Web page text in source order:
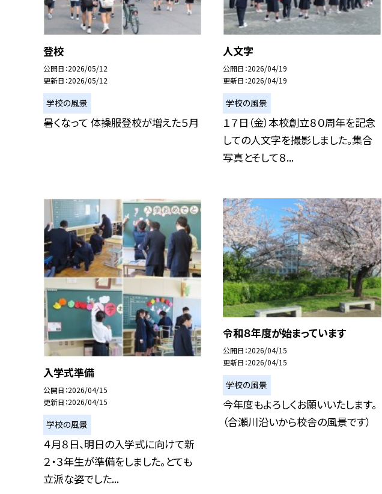
登校
公開日 2026/05/12
更新日 2026/05/12
学校の風景
暑くなって 体操服登校が増えた５月
人文字
公開日 2026/04/19
更新日 2026/04/19
学校の風景
１７日（金）本校創立８０周年を記念
しての人文字を撮影しました。集合
写真とそして８...
入学式準備
公開日 2026/04/15
更新日 2026/04/15
学校の風景
４月８日、明日の入学式に向けて新
２・３年生が準備をしました。とても
立派な姿でした...
令和８年度が始まっています
公開日 2026/04/15
更新日 2026/04/15
学校の風景
今年度もよろしくお願いいたします。
（合瀬川沿いから校舎の風景です）